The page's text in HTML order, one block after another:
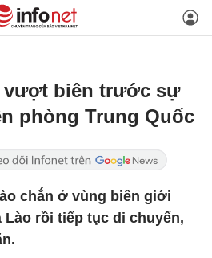
vượt biên trước sự
phòng Trung Quốc
chắn ở vùng biên giới
Lào rồi tiếp tục di chuyển,